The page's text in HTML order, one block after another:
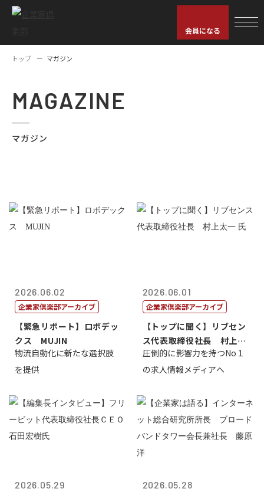
会員になる
トップ マガジン
MAGAZINE
マガジン
2026.06.02
企業家倶楽部アーカイブ
【緊急リポート】ロボデッ
クス MUJIN
物流自動化に新たな選択肢
を提供
2026.06.01
企業家倶楽部アーカイブ
【トップに聞く】リブセン
ス代表取締役社長 村上太
一 氏
圧倒的に影響力を持つNo１
の求人情報メディアへ
2026.05.29 2026.05.28